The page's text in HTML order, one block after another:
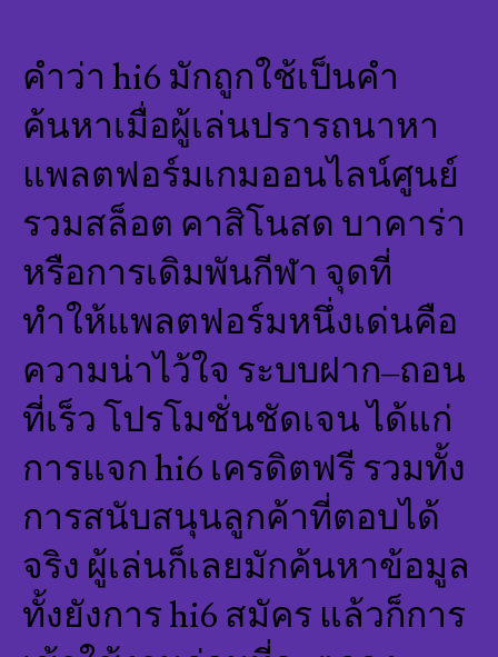
คำว่า hi6 มักถูกใช้เป็นคำ
ค้นหาเมื่อผู้เล่นปรารถนาหา
แพลตฟอร์มเกมออนไลน์ศูนย์
รวมสล็อต คาสิโนสด บาคาร่า
หรือการเดิมพันกีฬา จุดที่
ทำให้แพลตฟอร์มหนึ่งเด่นคือ
ความน่าไว้ใจ ระบบฝาก–ถอน
ที่เร็ว โปรโมชั่นชัดเจน ได้แก่
การแจก hi6 เครดิตฟรี รวมทั้ง
การสนับสนุนลูกค้าที่ตอบได้
จริง ผู้เล่นก็เลยมักค้นหาข้อมูล
ทั้งยังการ hi6 สมัคร แล้วก็การ